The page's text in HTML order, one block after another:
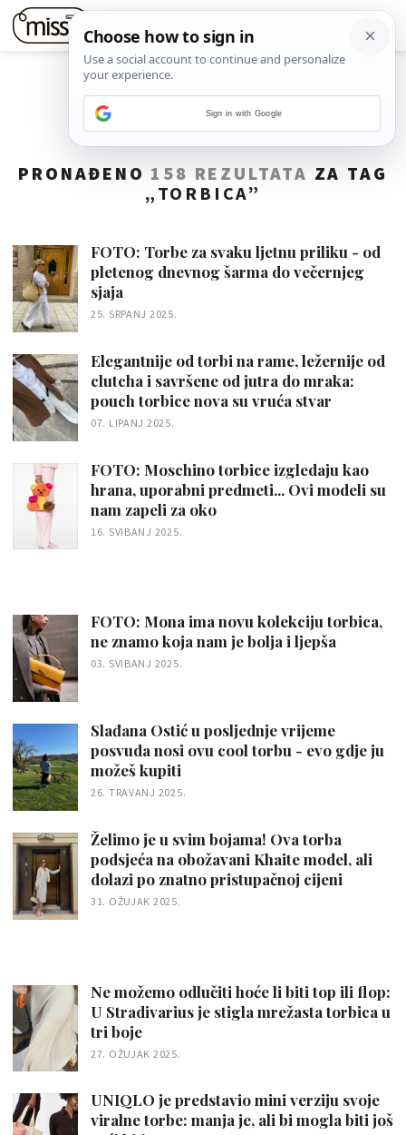
PRONAĐENO 158 REZULTATA ZA TAG
„ TORBICA”
FOTO: Torbe za svaku ljetnu priliku - od
pletenog dnevnog šarma do večernjeg
sjaja
25. SRPANJ 2025.
Elegantnije od torbi na rame, ležernije od
clutcha i savršene od jutra do mraka:
pouch torbice nova su vruća stvar
07. LIPANJ 2025.
FOTO: Moschino torbice izgledaju kao
hrana, uporabni predmeti... Ovi modeli su
nam zapeli za oko
16. SVIBANJ 2025.
FOTO: Mona ima novu kolekciju torbica,
ne znamo koja nam je bolja i ljepša
03. SVIBANJ 2025.
Slađana Ostić u posljednje vrijeme
posvuda nosi ovu cool torbu - evo gdje ju
možeš kupiti
26. TRAVANJ 2025.
Želimo je u svim bojama! Ova torba
podsjeća na obožavani Khaite model, ali
dolazi po znatno pristupačnoj cijeni
31. OŽUJAK 2025.
Ne možemo odlučiti hoće li biti top ili flop:
U Stradivarius je stigla mrežasta torbica u
tri boje
27. OŽUJAK 2025.
UNIQLO je predstavio mini verziju svoje
viralne torbe: manja je, ali bi mogla biti još
Sign in with Google